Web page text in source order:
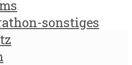
sonstiges